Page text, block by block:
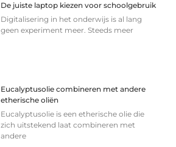
De juiste laptop kiezen voor schoolgebruik
Digitalisering in het onderwijs is al lang
geen experiment meer. Steeds meer
Eucalyptusolie combineren met andere
etherische oliën
Eucalyptusolie is een etherische olie die
zich uitstekend laat combineren met
andere